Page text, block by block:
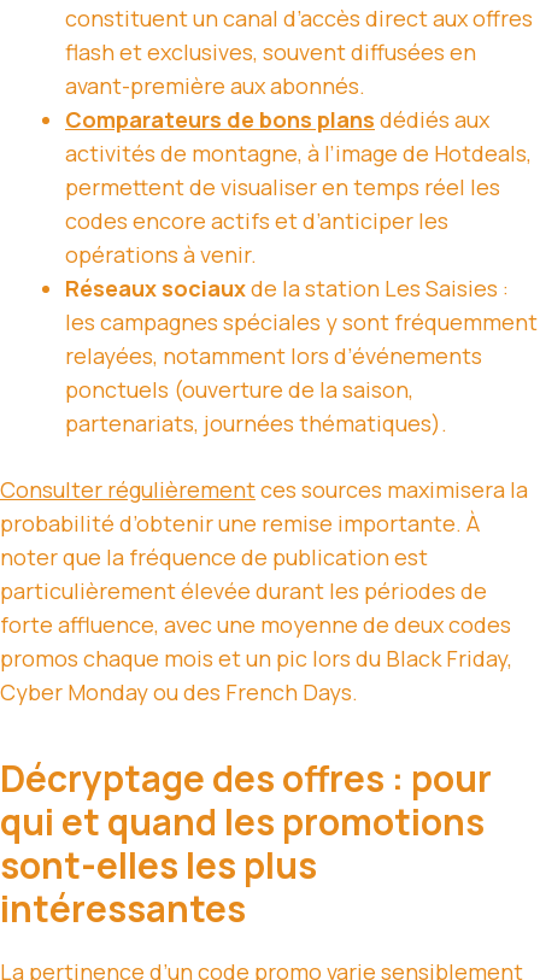
constituent un canal d’accès direct aux offres
flash et exclusives, souvent diffusées en
avant-première aux abonnés.
Comparateurs de bons plans dédiés aux
activités de montagne, à l’image de Hotdeals,
permettent de visualiser en temps réel les
codes encore actifs et d’anticiper les
opérations à venir.
Réseaux sociauxde la station Les Saisies :
les campagnes spéciales y sont fréquemment
relayées, notamment lors d’événements
ponctuels (ouverture de la saison,
partenariats, journées thématiques).
Consulter régulièrementces sources maximisera la
probabilité d’obtenir une remise importante. À
noter que la fréquence de publication est
particulièrement élevée durant les périodes de
forte affluence, avec une moyenne de deux codes
promos chaque mois et un pic lors du Black Friday,
Cyber Monday ou des French Days.
Décryptage des offres : pour
qui et quand les promotions
sont-elles les plus
intéressantes
La pertinence d’un code promo varie sensiblement